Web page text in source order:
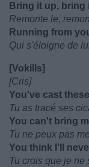
Bring it up, bring
Remonte le,
Running from
Qui s'éloigne de
[Vokills]
[Cris]
You've cast
Tu as tracé ses
You can't bring
Tu ne peux pas
You think I'll
Tu crois que je ne